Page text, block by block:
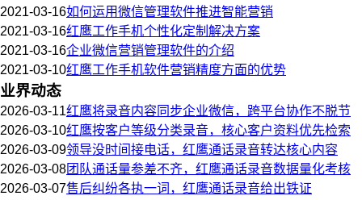
2021-03-16如何运用微信管理软件推进智能营销
2021-03-16红鹰工作手机个性化定制解决方案
2021-03-16企业微信营销管理软件的介绍
2021-03-10红鹰工作手机软件营销精度方面的优势
业界动态
2026-03-11红鹰将录音内容同步企业微信，跨平台协作不脱节
2026-03-10红鹰按客户等级分类录音，核心客户资料优先检索
2026-03-09领导没时间接电话，红鹰通话录音转达核心内容
2026-03-08团队通话量参差不齐，红鹰通话录音数据量化考核
2026-03-07售后纠纷各执一词，红鹰通话录音给出铁证